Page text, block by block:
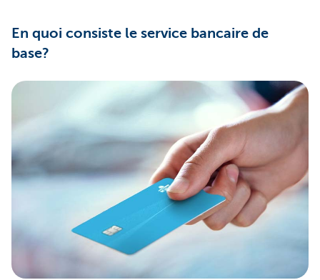
En quoi consiste le service bancaire de
base?